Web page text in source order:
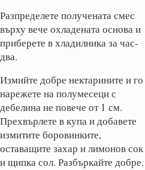
Разпределете получената смес
върху вече охладената основа и
приберете в хладилника за час-
два.
Измийте добре нектарините и го
нарежете на полумесеци с
дебелина не повече от 1 см.
Прехвърлете в купа и добавете
измитите боровинките,
оставащите захар и лимонов сок
и щипка сол. Разбъркайте добре.